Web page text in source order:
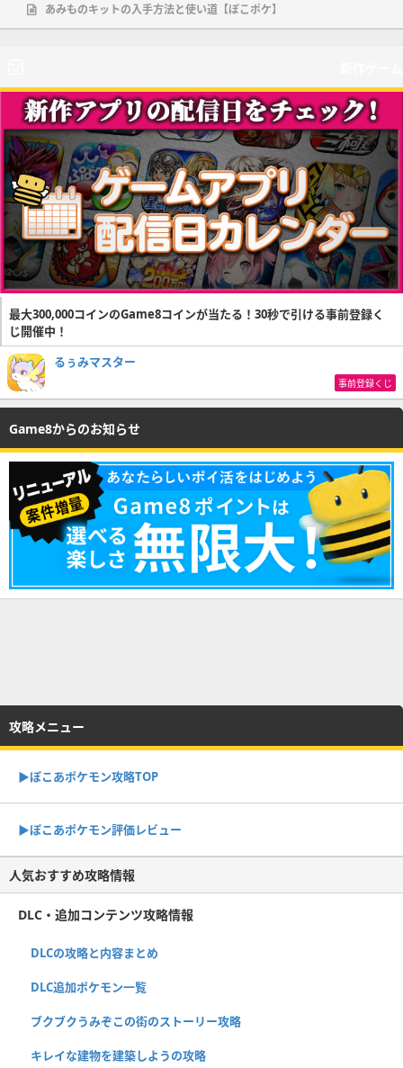
あみものキットの入手方法と使い道【ぽこポケ】
最大300,000コインのGame8コインが当たる！30秒で引ける事前登録く
じ開催中！
るぅみマスター
事前登録くじ
Game8からのお知らせ
攻略メニュー
▶︎ぽこあポケモン攻略TOP
▶︎ぽこあポケモン評価レビュー
人気おすすめ攻略情報
DLC・追加コンテンツ攻略情報
DLCの攻略と内容まとめ
DLC追加ポケモン一覧
ブクブクうみぞこの街のストーリー攻略
キレイな建物を建築しようの攻略